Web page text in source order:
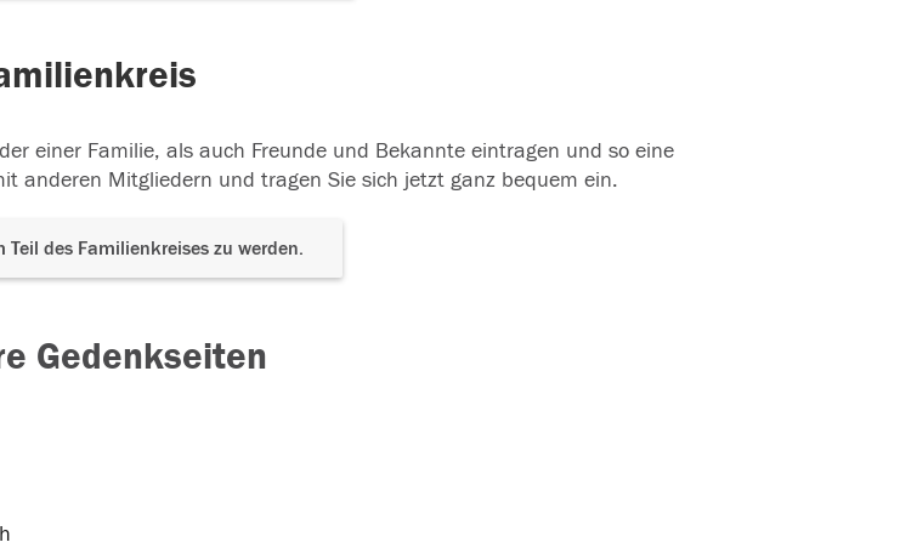
einer Familie, als auch Freunde und Bekannte eintragen und so eine
anderen Mitgliedern und tragen Sie sich jetzt ganz bequem ein.
Teil des Familienkreises zu werden.
Gedenkseiten